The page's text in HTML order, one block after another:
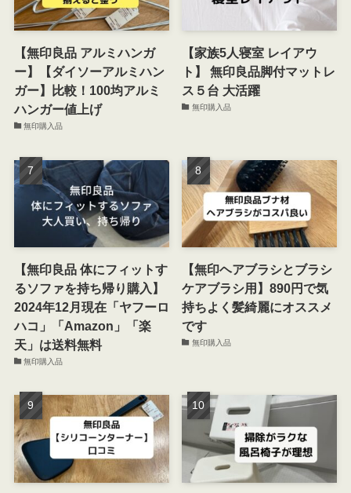
【無印良品 アルミハンガ
ー】【ダイソーアルミハン
ガー】比較！100均アルミ
ハンガー値上げ
無印購入品
【家族5人寝室 レイアウ
ト】 無印良品脚付マットレ
ス５台 大活躍
無印購入品
【無印良品 体にフィットす
るソファを持ち帰り購入】
2024年12月現在「ヤフーロ
ハコ」「Amazon」「楽
天」は送料無料
無印購入品
【無印ヘアブラシとブラシ
ケアブラシ用】890円で気
持ちよく髪綺麗にオススメ
です
無印購入品